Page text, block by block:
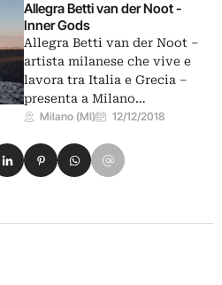
Allegra Betti van der Noot -
Inner Gods
Allegra Betti van der Noot –
artista milanese che vive e
lavora tra Italia e Grecia –
presenta a Milano…
Milano (MI) 12/12/2018
Facebook
su Xsu LinkedIn
Condividi su Pinterest
Condividi su WhatsApp
Condividi su Email